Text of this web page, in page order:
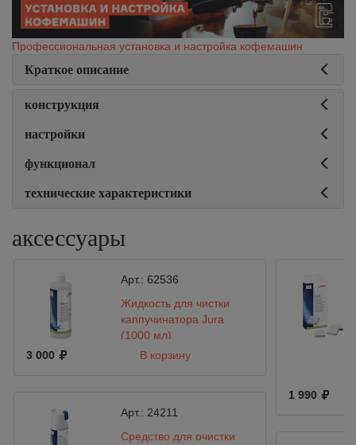
Профессиональная установка и настройка кофемашин
Краткое описание
конструкция
настройки
функционал
технические характеристики
аксессуары
Арт.:62536
Жидкость для чистки
каппучинатора Jura
(1000 мл)
3 000
В корзину
Арт.: 24211
Средство для очистки
1 990